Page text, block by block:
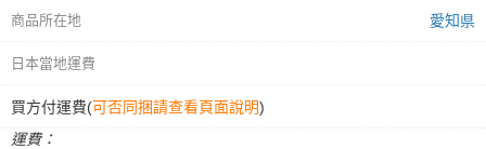
商品所在地 愛知県
日本當地運費
買方付運費(可否同捆請查看頁面說明)
運費：